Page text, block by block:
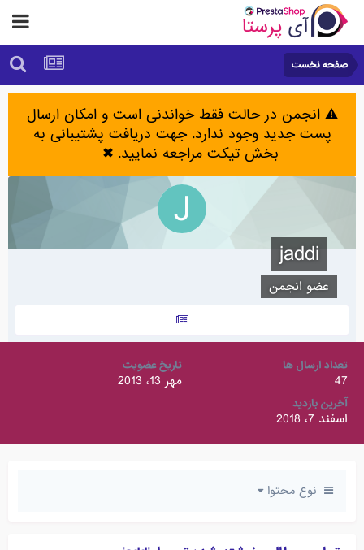
صفحه نخست
⚠️ انجمن در حالت فقط خواندنی است و امکان ارسال
پست جدید وجود ندارد. جهت دریافت پشتیبانی به
بخش تیکت مراجعه نمایید.✖
jaddi
عضو انجمن
تعداد ارسال ها
47
تاریخ عضویت
مهر 13، 2013
آخرین بازدید
اسفند 7، 2018
نوع محتوا